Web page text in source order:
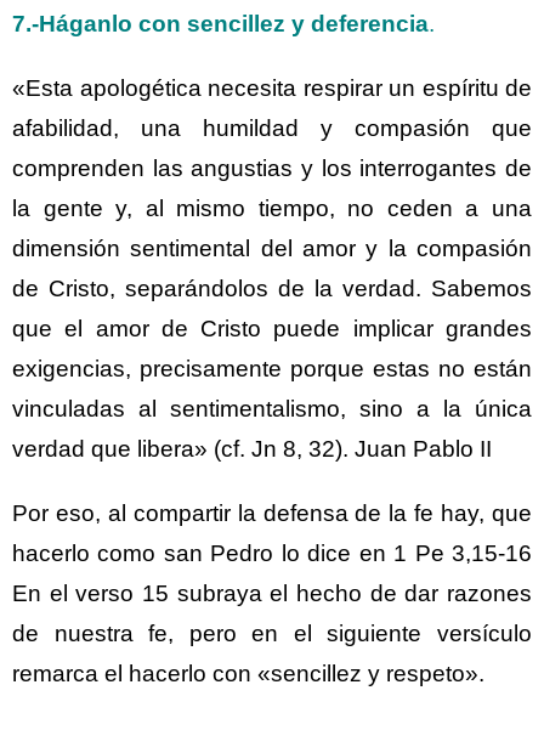
7.-Háganlo con sencillez y deferencia.
«Esta apologética necesita respirar un espíritu de
afabilidad, una humildad y compasión que
comprenden las angustias y los interrogantes de
la gente y, al mismo tiempo, no ceden a una
dimensión sentimental del amor y la compasión
de Cristo, separándolos de la verdad. Sabemos
que el amor de Cristo puede implicar grandes
exigencias, precisamente porque estas no están
vinculadas al sentimentalismo, sino a la única
verdad que libera» (cf. Jn 8, 32). Juan Pablo II
Por eso, al compartir la defensa de la fe hay, que
hacerlo como san Pedro lo dice en 1 Pe 3,15-16
En el verso 15 subraya el hecho de dar razones
de nuestra fe, pero en el siguiente versículo
remarca el hacerlo con «sencillez y respeto».